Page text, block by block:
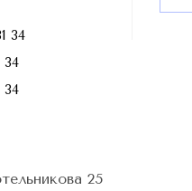
34
34
34
25